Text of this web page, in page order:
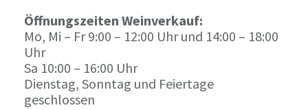
Öffnungszeiten Weinverkauf:
Mo, Mi – Fr 9:00 – 12:00 Uhr und 14:00 – 18:00
Uhr
Sa 10:00 – 16:00 Uhr
Dienstag, Sonntag und Feiertage
geschlossen